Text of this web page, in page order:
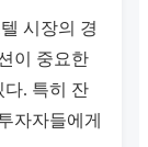
시장의 경
이 중요한
다. 특히 잔
자자들에게